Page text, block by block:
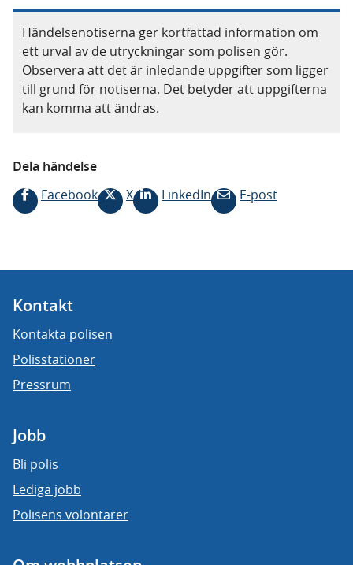
Händelsenotiserna ger kortfattad information om
ett urval av de utryckningar som polisen gör.
Observera att det är inledande uppgifter som ligger
till grund för notiserna. Det betyder att uppgifterna
kan komma att ändras.
Dela händelse
Facebook
X LinkedIn E-post
Kontakt
Kontakta polisen
Polisstationer
Pressrum
Jobb
Bli polis
Lediga jobb
Polisens volontärer